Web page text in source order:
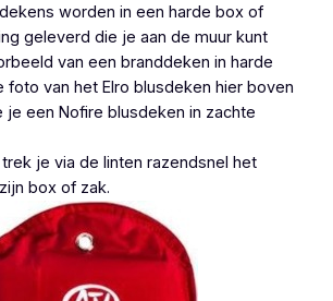
worden in een harde box of
geleverd die je aan de muur kunt
van een branddeken in harde
foto van het Elro blusdeken hier boven
je een Nofire blusdeken in zachte
je via de linten razendsnel het
box of zak.